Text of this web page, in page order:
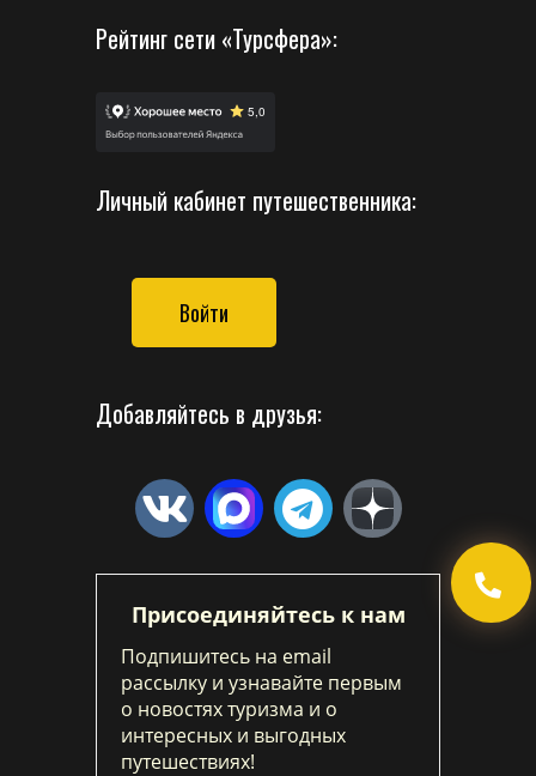
Рейтинг сети «Турсфера»:
Личный кабинет путешественника:
Войти
Добавляйтесь в друзья:
Присоединяйтесь к нам
Подпишитесь на email
рассылку и узнавайте первым
о новостях туризма и о
интересных и выгодных
путешествиях!